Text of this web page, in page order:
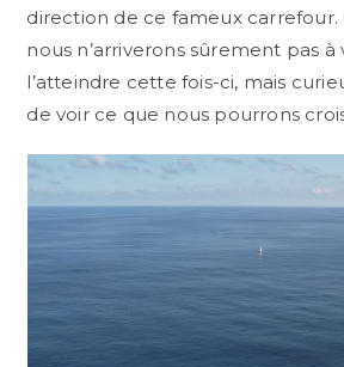
direction de ce fameux carrefour.
nous n’arriverons sûrement pas à
l’atteindre cette fois-ci, mais
de voir ce que nous pourrons